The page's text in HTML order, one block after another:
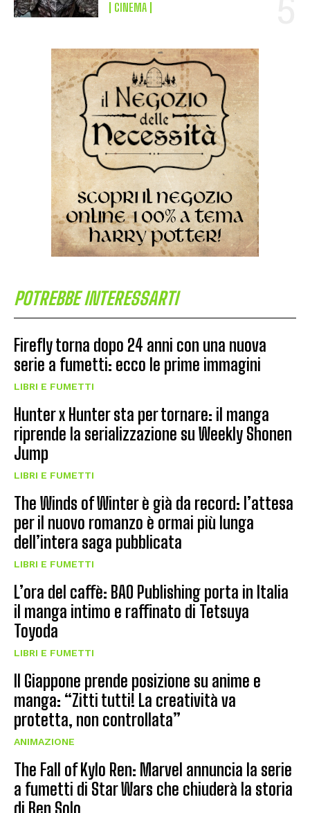
CINEMA
POTREBBE INTERESSARTI
Firefly torna dopo 24 anni con una nuova
serie a fumetti: ecco le prime immagini
LIBRI E FUMETTI
Hunter x Hunter sta per tornare: il manga
riprende la serializzazione su Weekly Shonen
Jump
LIBRI E FUMETTI
The Winds of Winter è già da record: l’attesa
per il nuovo romanzo è ormai più lunga
dell’intera saga pubblicata
LIBRI E FUMETTI
L’ora del caffè: BAO Publishing porta in Italia
il manga intimo e raffinato di Tetsuya
Toyoda
LIBRI E FUMETTI
Il Giappone prende posizione su anime e
manga: “Zitti tutti! La creatività va
protetta, non controllata”
ANIMAZIONE
The Fall of Kylo Ren: Marvel annuncia la serie
a fumetti di Star Wars che chiuderà la storia
di Ben Solo